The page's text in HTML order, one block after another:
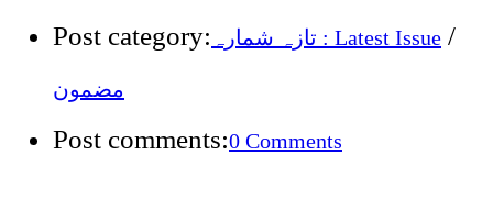
Post category:
تازہ شمارہ : Latest Issue /
مضمون
Post comments:0 Comments